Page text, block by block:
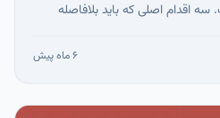
اقدام اصلی که باید بلافاصله
۶ ماه پیش